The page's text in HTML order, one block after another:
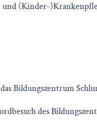
und (Kinder-
Bildungszentrum
des